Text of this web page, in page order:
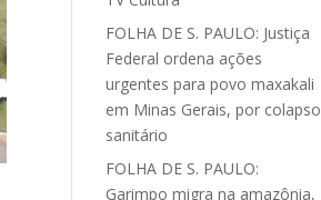
FOLHA DE S. PAULO: Justiça
Federal ordena ações
urgentes para povo maxakali
em Minas Gerais, por colapso
sanitário
FOLHA DE S. PAULO:
Garimpo migra na amazônia,